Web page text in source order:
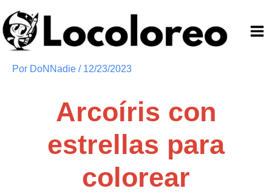
al
contenido
Por DoNNadie / 12/23/2023
Arcoíris con
estrellas para
colorear